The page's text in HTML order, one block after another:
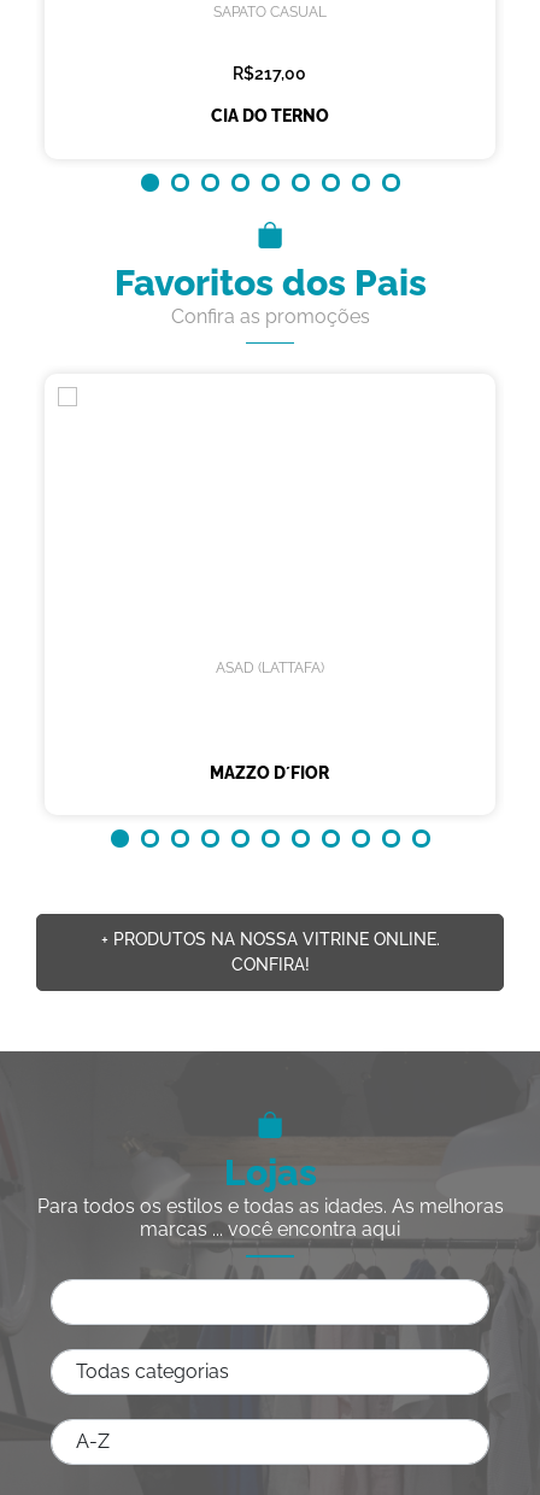
SAPATO CASUAL
R$217,00
CIA DO TERNO
Favoritos dos Pais
Confira as promoções
ASAD (LATTAFA)
MAZZO D´FIOR
+ PRODUTOS NA NOSSA VITRINE ONLINE.
CONFIRA!
Lojas
Para todos os estilos e todas as idades. As melhoras
marcas ... você encontra aqui